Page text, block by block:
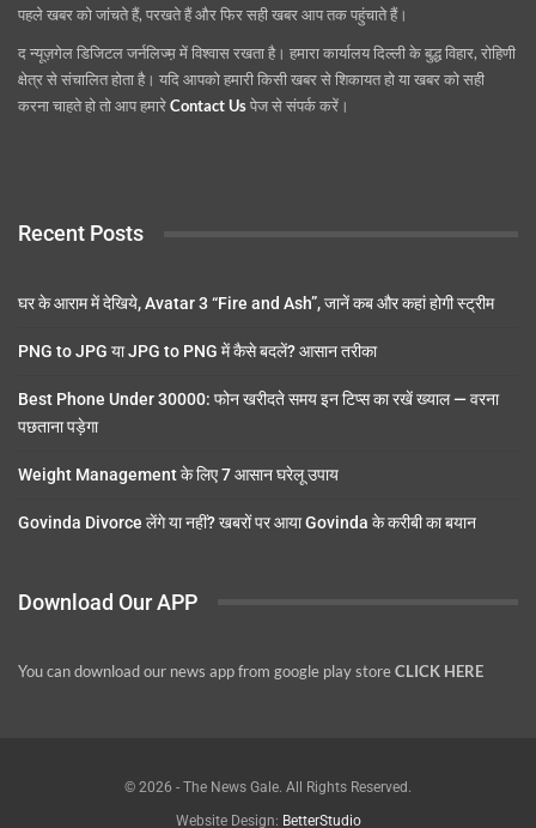
पहले खबर को जांचते हैं, परखते हैं और फिर सही खबर आप तक पहुंचाते हैं।
द न्यूज़गेल डिजिटल जर्नलिज्म़ में विश्वास रखता है। हमारा कार्यालय दिल्ली के बुद्ध विहार, रोहिणी
क्षेत्र से संचालित होता है। यदि आपको हमारी किसी खबर से शिकायत हो या खबर को सही
करना चाहते हो तो आप हमारेContact Usपेज से संपर्क करें।
Recent Posts
घर के आराम में देखिये, Avatar 3 “Fire and Ash”, जानें कब और कहां होगी स्ट्रीम
PNG to JPG या JPG to PNG में कैसे बदलें? आसान तरीका
Best Phone Under 30000: फोन खरीदते समय इन टिप्स का रखें ख्याल — वरना
पछताना पड़ेगा
Weight Management के लिए 7 आसान घरेलू उपाय
Govinda Divorce लेंगे या नहीं? खबरों पर आया Govinda के करीबी का बयान
Download Our APP
You can download our news app from google play storeCLICK HERE
© 2026 - The News Gale. All Rights Reserved.
Website Design: BetterStudio